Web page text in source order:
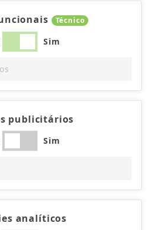
Técnico
Sim
publicitários
Sim
analíticos